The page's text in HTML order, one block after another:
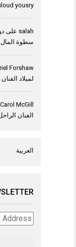
yousry
salah على
سطوة المال
Forshaw
لميلاد
Carol McGill
الفنان
العربية
Email
Address